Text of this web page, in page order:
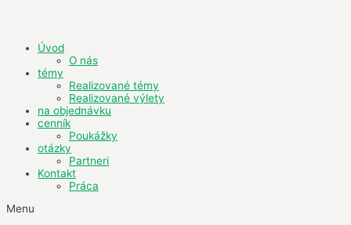
Úvod
O nás
témy
Realizované témy
Realizované výlety
na objednávku
cenník
Poukážky
otázky
Partneri
Kontakt
Práca
Menu